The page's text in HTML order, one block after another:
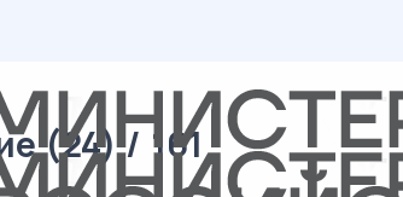
(24) / 161